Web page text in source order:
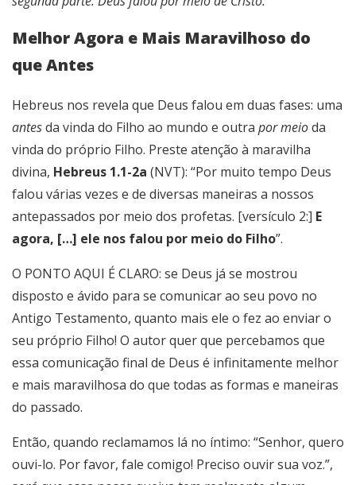
Melhor Agora e Mais Maravilhoso do
que Antes
Hebreus nos revela que Deus falou em duas fases: uma
antesda vinda do Filho ao mundo e outra por meioda
vinda do próprio Filho. Preste atenção à maravilha
divina, Hebreus 1.1-2a (NVT): “Por muito tempo Deus
falou várias vezes e de diversas maneiras a nossos
antepassados por meio dos profetas. [versículo 2:] E
agora, […] ele nos falou por meio do Filho”.
O PONTO AQUI É CLARO: se Deus já se mostrou
disposto e ávido para se comunicar ao seu povo no
Antigo Testamento, quanto mais ele o fez ao enviar o
seu próprio Filho! O autor quer que percebamos que
essa comunicação final de Deus é infinitamente melhor
e mais maravilhosa do que todas as formas e maneiras
do passado.
Então, quando reclamamos lá no íntimo: “Senhor, quero
ouvi-lo. Por favor, fale comigo! Preciso ouvir sua voz.”,